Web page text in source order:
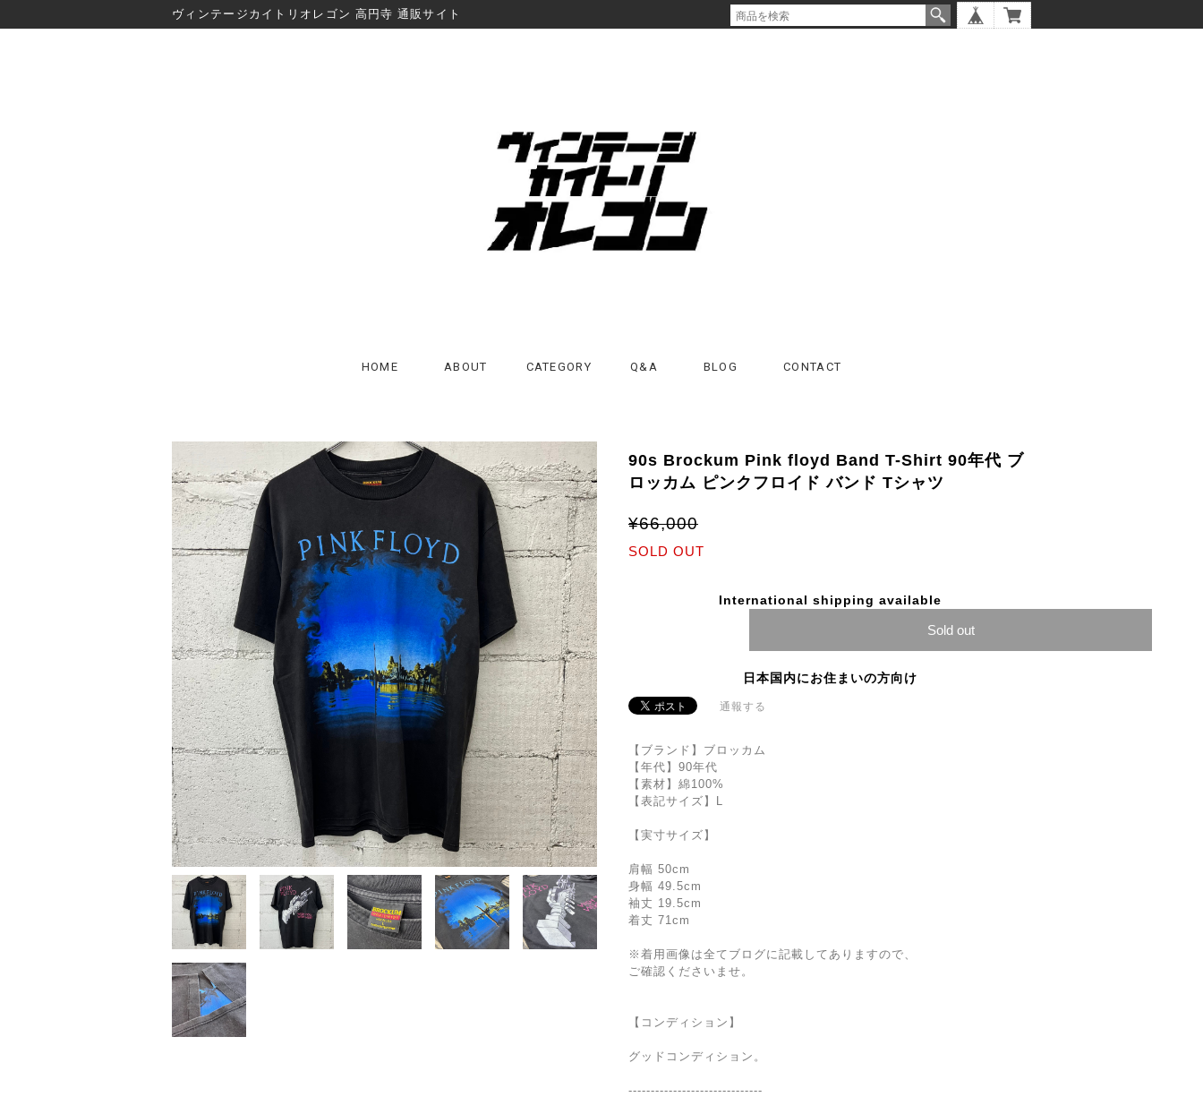
ヴィンテージカイトリオレゴン 高円寺 通販サイト
HOME ABOUT CATEGORY Q&A BLOG CONTACT
90s Brockum Pink floyd Band T-Shirt 90年代 ブ
ロッカム ピンクフロイド バンド Tシャツ
¥66,000
SOLD OUT
International shipping available
Sold out
日本国内にお住まいの方向け
通報する
【ブランド】ブロッカム
【年代】90年代
【素材】綿100%
【表記サイズ】L
【実寸サイズ】
肩幅 50cm
身幅 49.5cm
袖丈 19.5cm
着丈 71cm
※着用画像は全てブログに記載してありますので、
ご確認くださいませ。
【コンディション】
グッドコンディション。
------------------------------